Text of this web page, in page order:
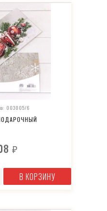
003005/6
₽
В КОРЗИНУ